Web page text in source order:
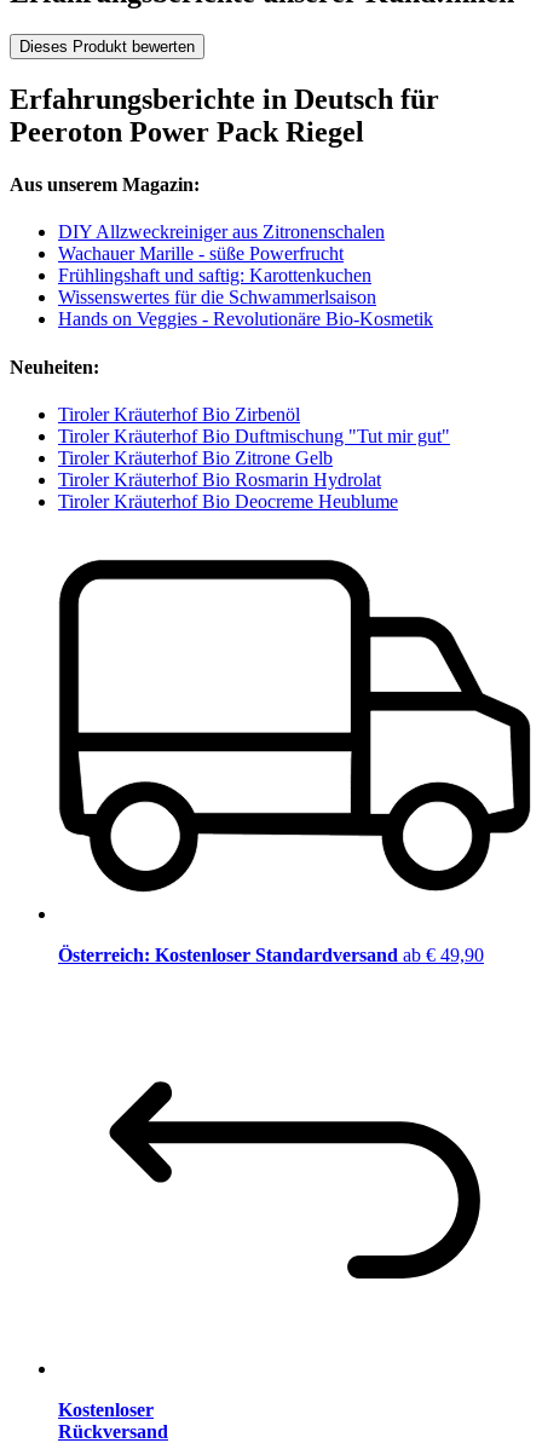
Dieses Produkt bewerten
Erfahrungsberichte in Deutsch für
Peeroton Power Pack Riegel
Aus unserem Magazin:
DIY Allzweckreiniger aus Zitronenschalen
Wachauer Marille - süße Powerfrucht
Frühlingshaft und saftig: Karottenkuchen
Wissenswertes für die Schwammerlsaison
Hands on Veggies - Revolutionäre Bio-Kosmetik
Neuheiten:
Tiroler Kräuterhof Bio Zirbenöl
Tiroler Kräuterhof Bio Duftmischung "Tut mir gut"
Tiroler Kräuterhof Bio Zitrone Gelb
Tiroler Kräuterhof Bio Rosmarin Hydrolat
Tiroler Kräuterhof Bio Deocreme Heublume
Österreich: Kostenloser Standardversand ab € 49,90
Kostenloser
Rückversand